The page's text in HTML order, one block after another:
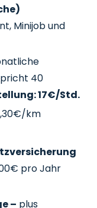
Minijob und
40
17€/Std.
km
pro Jahr
– plus